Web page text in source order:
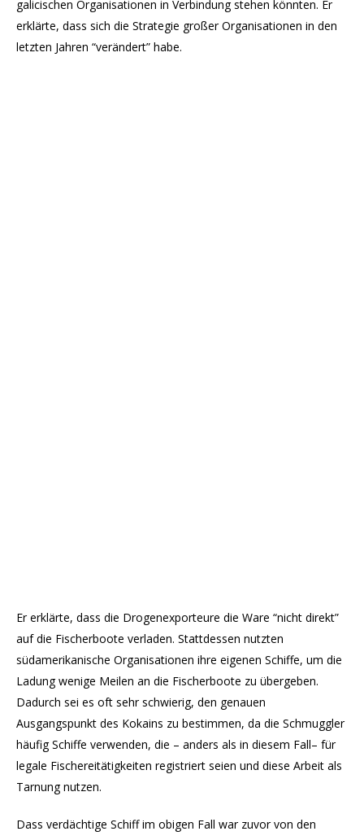
galicischen Organisationen in Verbindung stehen könnten. Er
erklärte, dass sich die Strategie großer Organisationen in den
letzten Jahren “verändert” habe.
Er erklärte, dass die Drogenexporteure die Ware “nicht direkt”
auf die Fischerboote verladen. Stattdessen nutzten
südamerikanische Organisationen ihre eigenen Schiffe, um die
Ladung wenige Meilen an die Fischerboote zu übergeben.
Dadurch sei es oft sehr schwierig, den genauen
Ausgangspunkt des Kokains zu bestimmen, da die Schmuggler
häufig Schiffe verwenden, die – anders als in diesem Fall– für
legale Fischereitätigkeiten registriert seien und diese Arbeit als
Tarnung nutzen.
Dass verdächtige Schiff im obigen Fall war zuvor von den